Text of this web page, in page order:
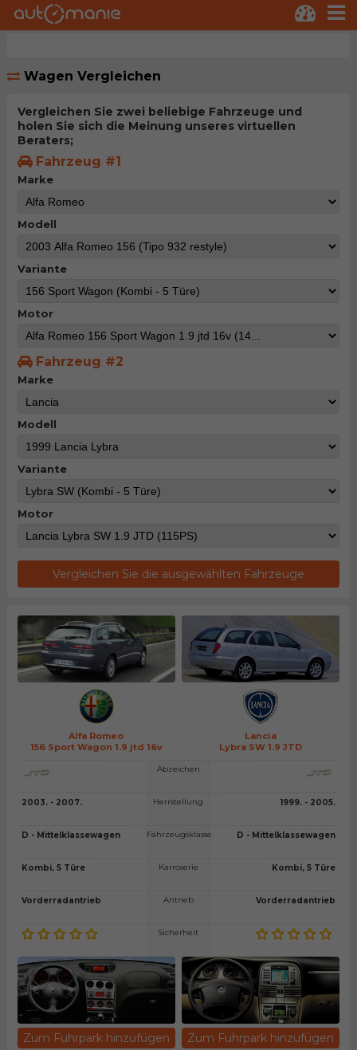
Wagen Vergleichen
Vergleichen Sie zwei beliebige Fahrzeuge und
holen Sie sich die Meinung unseres virtuellen
Beraters;
Fahrzeug #1
Marke
Modell
Variante
Motor
Fahrzeug #2
Marke
Modell
Variante
Motor
Vergleichen Sie die ausgewählten Fahrzeuge
Alfa Romeo
156 Sport Wagon 1.9 jtd 16v
Lancia
Lybra SW 1.9 JTD
2003. - 2007.
D - Mittelklassewagen
Kombi, 5 Türe
Vorderradantrieb
Abzeichen
Herrstellung
Fahrzeugsklasse
Karroserie
Antrieb
Sicherheit
1999. - 2005.
D - Mittelklassewagen
Kombi, 5 Türe
Vorderradantrieb
Zum Fuhrpark hinzufügen Zum Fuhrpark hinzufügen